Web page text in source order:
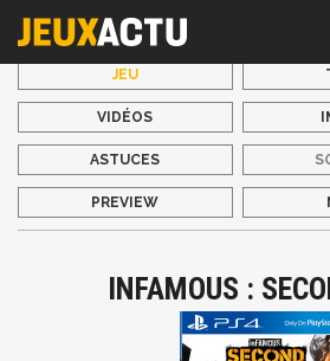
JEU
VIDÉOS
ASTUCES
PREVIEW
INFAMOUS :